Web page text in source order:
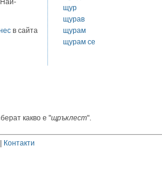
в сайта
щур
щурав
щурам
щурам се
какво е "щръклест".
Контакти